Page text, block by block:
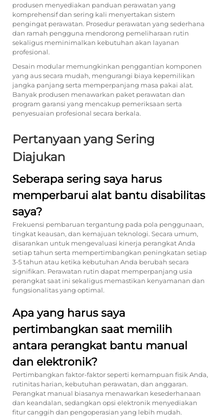
produsen menyediakan panduan perawatan yang
komprehensif dan sering kali menyertakan sistem
pengingat perawatan. Prosedur perawatan yang sederhana
dan ramah pengguna mendorong pemeliharaan rutin
sekaligus meminimalkan kebutuhan akan layanan
profesional.
Desain modular memungkinkan penggantian komponen
yang aus secara mudah, mengurangi biaya kepemilikan
jangka panjang serta memperpanjang masa pakai alat.
Banyak produsen menawarkan paket perawatan dan
program garansi yang mencakup pemeriksaan serta
penyesuaian profesional secara berkala.
Pertanyaan yang Sering
Diajukan
Seberapa sering saya harus
memperbarui alat bantu disabilitas
saya?
Frekuensi pembaruan tergantung pada pola penggunaan,
tingkat keausan, dan kemajuan teknologi. Secara umum,
disarankan untuk mengevaluasi kinerja perangkat Anda
setiap tahun serta mempertimbangkan peningkatan setiap
3-5 tahun atau ketika kebutuhan Anda berubah secara
signifikan. Perawatan rutin dapat memperpanjang usia
perangkat saat ini sekaligus memastikan kenyamanan dan
fungsionalitas yang optimal.
Apa yang harus saya
pertimbangkan saat memilih
antara perangkat bantu manual
dan elektronik?
Pertimbangkan faktor-faktor seperti kemampuan fisik Anda,
rutinitas harian, kebutuhan perawatan, dan anggaran.
Perangkat manual biasanya menawarkan kesederhanaan
dan keandalan, sedangkan opsi elektronik menyediakan
fitur canggih dan pengoperasian yang lebih mudah.